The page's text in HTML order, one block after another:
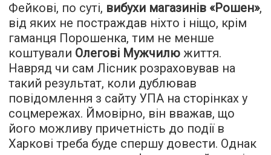
Фейкові, по суті, вибухи магазинів «Рошен»,
від яких не постраждав ніхто і ніщо, крім
гаманця Порошенка, тим не менше
коштували Олегові Мужчилю життя.
Навряд чи сам Лісник розраховував на
такий результат, коли дублював
повідомлення з сайту УПА на сторінках у
соцмережах. Ймовірно, він вважав, що
його можливу причетність до події в
Харкові треба буде спершу довести. Однак